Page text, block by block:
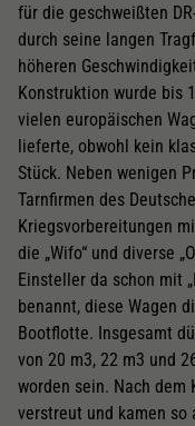
für die geschweißten
durch seine langen
höheren
Konstruktion wurde bis
vielen europäischen
lieferte, obwohl kein
Stück. Neben wenigen
Tarnfirmen des
Kriegsvorbereitungen
die „Wifo“ und diverse
Einsteller da schon mit
benannt, diese Wagen
Bootflotte. Insgesamt
von 20 m3, 22 m3 und
worden sein. Nach dem
verstreut und kamen so